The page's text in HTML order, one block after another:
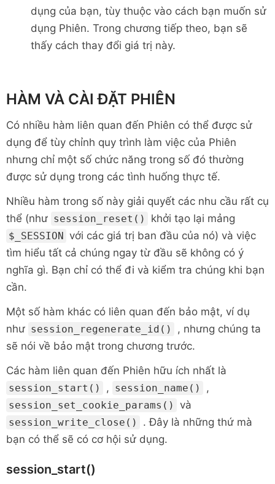
dụng của bạn, tùy thuộc vào cách bạn muốn sử
dụng Phiên. Trong chương tiếp theo, bạn sẽ
thấy cách thay đổi giá trị này.
HÀM VÀ CÀI ĐẶT PHIÊN
Có nhiều hàm liên quan đến Phiên có thể được sử
dụng để tùy chỉnh quy trình làm việc của Phiên
nhưng chỉ một số chức năng trong số đó thường
được sử dụng trong các tình huống thực tế.
Nhiều hàm trong số này giải quyết các nhu cầu rất cụ
thể (như session_reset() khởi tạo lại mảng
$_SESSION với các giá trị ban đầu của nó) và việc
tìm hiểu tất cả chúng ngay từ đầu sẽ không có ý
nghĩa gì. Bạn chỉ có thể đi và kiểm tra chúng khi bạn
cần.
Một số hàm khác có liên quan đến bảo mật, ví dụ
như session_regenerate_id()
, nhưng chúng ta
sẽ nói về bảo mật trong chương trước.
Các hàm liên quan đến Phiên hữu ích nhất là
session_start() , session_name() ,
session_set_cookie_params() và
session_write_close()
. Đây là những thứ mà
bạn có thể sẽ có cơ hội sử dụng.
session_start()